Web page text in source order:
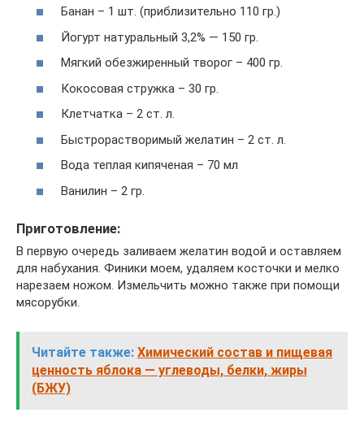
Банан – 1 шт. (приблизительно 110 гр.)
Йогурт натуральный 3,2% — 150 гр.
Мягкий обезжиренный творог – 400 гр.
Кокосовая стружка – 30 гр.
Клетчатка – 2 ст. л.
Быстрорастворимый желатин – 2 ст. л.
Вода теплая кипяченая – 70 мл
Ванилин – 2 гр.
Приготовление:
В первую очередь заливаем желатин водой и оставляем
для набухания. Финики моем, удаляем косточки и мелко
нарезаем ножом. Измельчить можно также при помощи
мясорубки.
Читайте также: Химический состав и пищевая
ценность яблока — углеводы, белки, жиры
(БЖУ)